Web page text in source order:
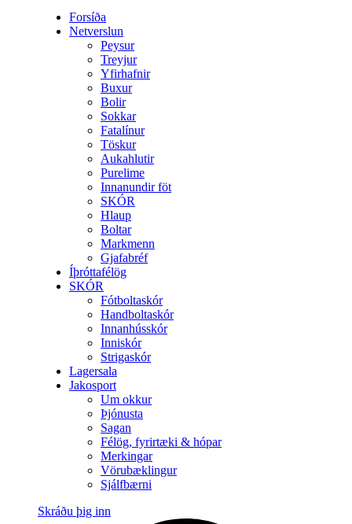
Forsíða
Netverslun
Peysur
Treyjur
Yfirhafnir
Buxur
Bolir
Sokkar
Fatalínur
Töskur
Aukahlutir
Purelime
Innanundir föt
SKÓR
Hlaup
Boltar
Markmenn
Gjafabréf
Íþróttafélög
SKÓR
Fótboltaskór
Handboltaskór
Innanhússkór
Inniskór
Strigaskór
Lagersala
Jakosport
Um okkur
Þjónusta
Sagan
Félög, fyrirtæki & hópar
Merkingar
Vörubæklingur
Sjálfbærni
Skráðu þig inn